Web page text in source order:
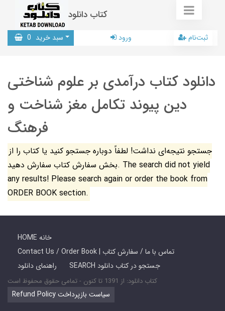
کتاب دانلود
سبد خرید 0 ورود ثبت‌نام
دانلود کتاب درآمدی بر علوم شناختی
دین پیوند تکامل مغز شناخت و
فرهنگ
جستجو نتیجه‌ای نداشت! لطفاً دوباره جستجو کنید یا کتاب را از
بخش سفارش کتاب سفارش دهید. The search did not yield
any results! Please search again or order the book from
ORDER BOOK section.
HOME خانه
Contact Us / Order Book | تماس با ما / سفارش کتاب
راهنمای دانلود
SEARCH جستجو در کتاب دانلود
کتاب دانلود: از 1391 تا کنون - تمامی حقوق محفوظ است
Refund Policy سیاست بازپرداخت